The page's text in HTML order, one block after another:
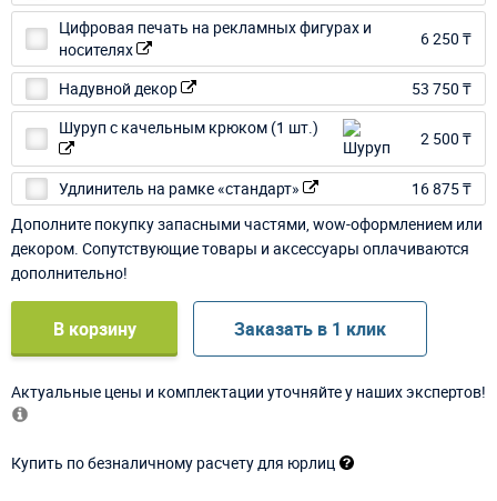
Цифровая печать на рекламных фигурах и
носителях
6 250 ₸
Надувной декор
53 750 ₸
Шуруп с качельным крюком (1 шт.)
2 500 ₸
Удлинитель на рамке «стандарт»
16 875 ₸
Дополните покупку запасными частями, wow-оформлением или
декором. Сопутствующие товары и аксессуары оплачиваются
дополнительно!
В корзину Заказать в 1 клик
Актуальные цены и комплектации уточняйте у наших экспертов!
Купить по безналичному расчету для юрлиц